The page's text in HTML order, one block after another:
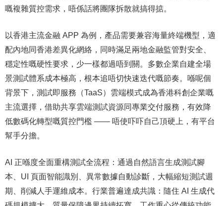
嘅複雜質控需求，唔係話將團隊拆散就搞得掂。
以香港主流金融 APP 為例，產品需要兼容海量終端機型，適
配內地同香港差異化網絡，同時滿足兩地金融監管對安全、
穩定性嘅硬性要求，少一樣都過唔到關。多數企業自建全場
景測試體系成本極高，根本追唔切快速迭代嘅節奏。喺呢個
背景下，測試即服務（TaaS）雲端模式成為香港科創企業嘅
主流選擇，借助共享雲端測試資源同專業交付服務，有效降
低數碼化轉型嘅質控門檻 —— 唔使吓吓自己頂硬上，有平台
幫手分擔。
AI 正喺度全面重構測試全流程：通過自然語言生成測試腳
本、UI 頁面智能識別、異常數據自動診斷，大幅縮短測試週
期、削減人手運維成本。行業普遍達成共識：隨住 AI 生成代